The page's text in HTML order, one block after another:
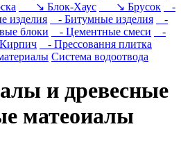
↘ Блок-Хаус ↘ Брусок
-
изделия - Битумные изделия
-
блоки - Цементные смеси
-
- Прессовання плитка
Система водоотвода
и древесные
матеоиалы